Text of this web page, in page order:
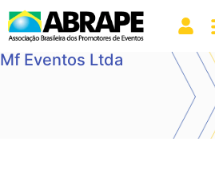
Mf Eventos Ltda